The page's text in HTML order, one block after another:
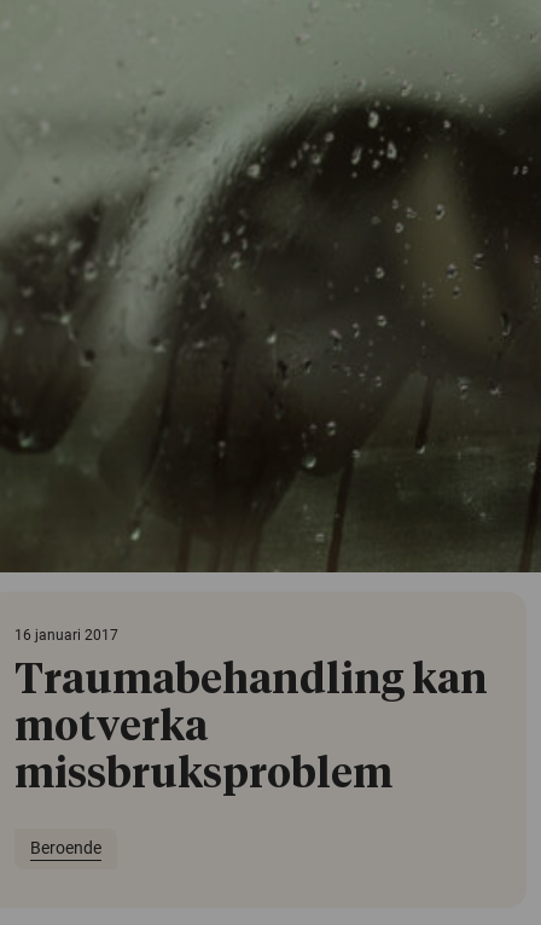
16 januari 2017
Traumabehandling kan
motverka
missbruksproblem
Beroende